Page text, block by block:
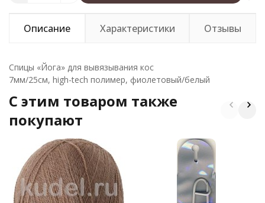
Описание Характеристики Отзывы
Спицы «Йога» для вывязывания кос
7мм/25см, high-tech полимер, фиолетовый/белый
C этим товаром также
покупают